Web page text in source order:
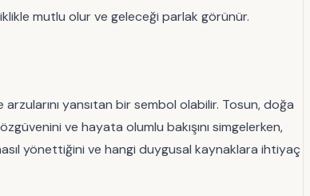
mutlu olur ve geleceği parlak görünür.
yansıtan bir sembol olabilir. Tosun, doğa
ve hayata olumlu bakışını simgelerken,
yönettiğini ve hangi duygusal kaynaklara ihtiyaç